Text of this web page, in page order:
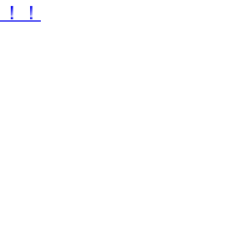
！